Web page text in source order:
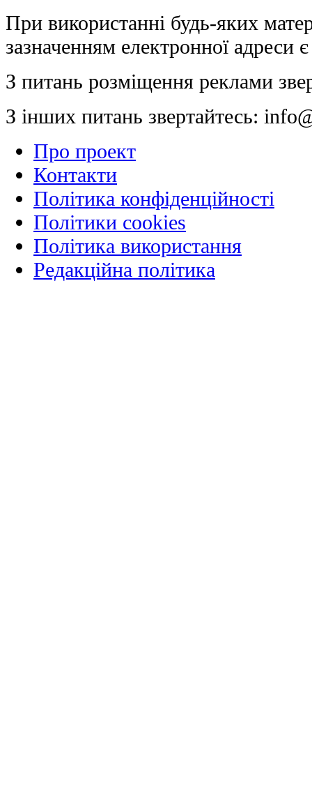
При використанні будь-яких
зазначенням електронної адреси
З питань розміщення реклами
З інших питань звертайтесь:
Про проект
Контакти
Політика конфіденційності
Політики cookies
Політика використання
Редакційна політика